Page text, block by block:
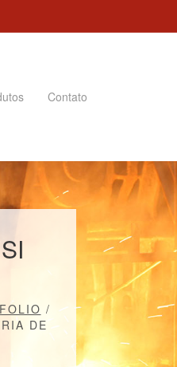
Contato
/
DE